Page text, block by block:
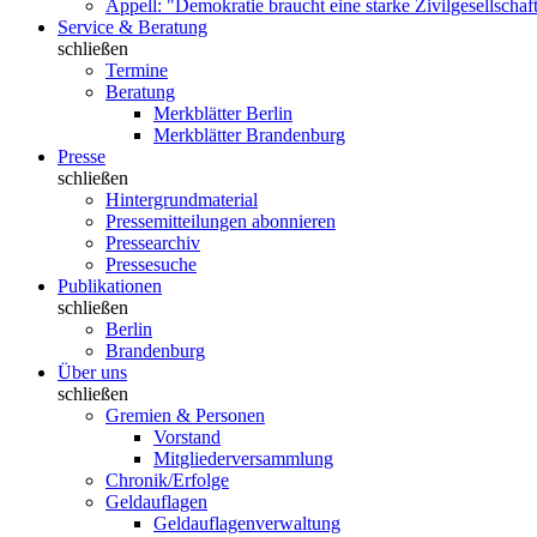
Appell: "Demokratie braucht eine starke
Service & Beratung
schließen
Termine
Beratung
Merkblätter Berlin
Merkblätter Brandenburg
Presse
schließen
Hintergrundmaterial
Pressemitteilungen abonnieren
Pressearchiv
Pressesuche
Publikationen
schließen
Berlin
Brandenburg
Über uns
schließen
Gremien & Personen
Vorstand
Mitgliederversammlung
Chronik/Erfolge
Geldauflagen
Geldauflagenverwaltung